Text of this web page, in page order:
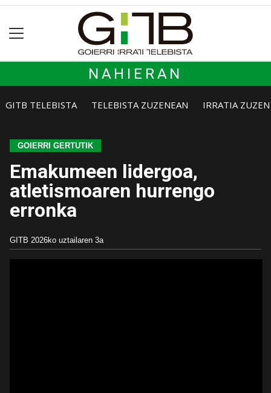
NAHIERAN
GITB TELEBISTA TELEBISTA ZUZENEAN IRRATIA
GOIERRI GERTUTIK
Emakumeen lidergoa,
atletismoaren hurrengo
erronka
GITB 2026ko uztailaren 3a